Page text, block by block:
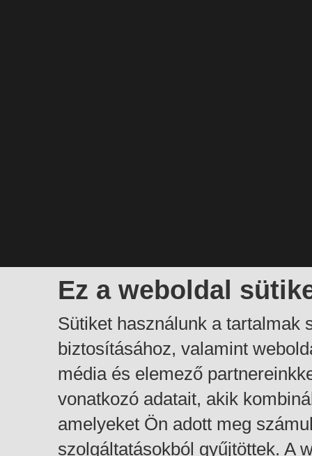
Ez a weboldal
Sütiket használunk a tartalmak
biztosításához, valamint
média és elemező
vonatkozó adatait, akik
amelyeket Ön adott meg
szolgáltatásokból gyűjtöttek. A